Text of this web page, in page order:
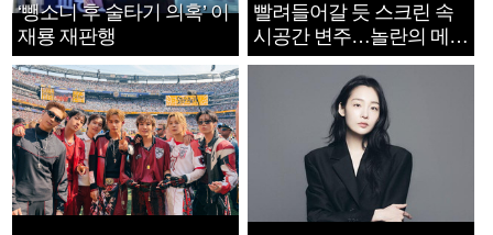
‘뺑소니 후 술타기 의혹’ 이
재룡 재판행
빨려들어갈 듯 스크린 속
시공간 변주…놀란의 메시
지는 ‘전쟁 속죄’